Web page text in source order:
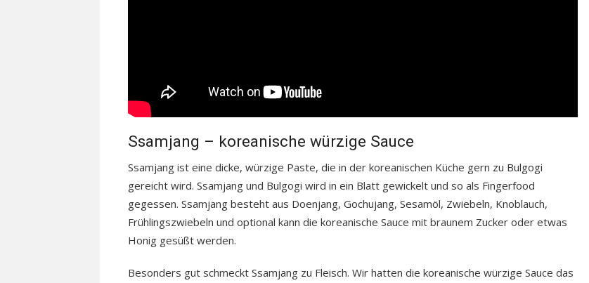
Ssamjang – koreanische würzige Sauce
Ssamjang ist eine dicke, würzige Paste, die in der koreanischen Küche gern zu Bulgogi
gereicht wird. Ssamjang und Bulgogi wird in ein Blatt gewickelt und so als Fingerfood
gegessen. Ssamjang besteht aus Doenjang, Gochujang, Sesamöl, Zwiebeln, Knoblauch,
Frühlingszwiebeln und optional kann die koreanische Sauce mit braunem Zucker oder etwas
Honig gesüßt werden.
Besonders gut schmeckt Ssamjang zu Fleisch. Wir hatten die koreanische würzige Sauce das